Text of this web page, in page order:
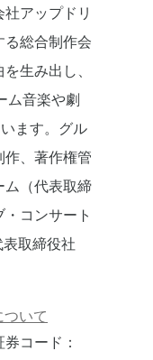
アップドリ
総合制作会
生み出し、
ム音楽や劇
ます。グル
、著作権管
ム（代表取締
コンサート
取締役社
いて
コード：